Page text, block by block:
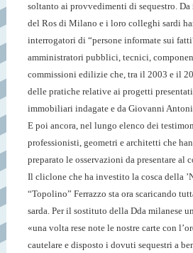
soltanto ai provvedimenti di sequestro.
del Ros di Milano e i loro colleghi sardi
interrogatori di “persone informate sui
amministratori pubblici, tecnici,
commissioni edilizie che, tra il 2003 e il
delle pratiche relative ai progetti
immobiliari indagate e da Giovanni
E poi ancora, nel lungo elenco dei
professionisti, geometri e architetti che
preparato le osservazioni da presentare al
Il cliclone che ha investito la cosca della
“Topolino” Ferrazzo sta ora scaricando
sarda. Per il sostituto della Dda milanese
«una volta rese note le nostre carte con
cautelare e disposto i dovuti sequestri a